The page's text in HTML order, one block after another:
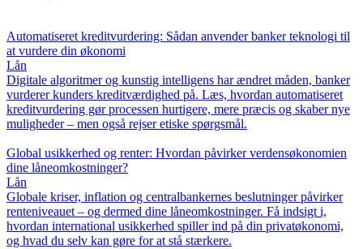
Automatiseret kreditvurdering: Sådan anvender banker teknologi til
at vurdere din økonomi
Lån
Digitale algoritmer og kunstig intelligens har ændret måden, banker
vurderer kunders kreditværdighed på. Læs, hvordan automatiseret
kreditvurdering gør processen hurtigere, mere præcis og skaber nye
muligheder – men også rejser etiske spørgsmål.
Global usikkerhed og renter: Hvordan påvirker verdensøkonomien
dine låneomkostninger?
Lån
Globale kriser, inflation og centralbankernes beslutninger påvirker
renteniveauet – og dermed dine låneomkostninger. Få indsigt i,
hvordan international usikkerhed spiller ind på din privatøkonomi,
og hvad du selv kan gøre for at stå stærkere.